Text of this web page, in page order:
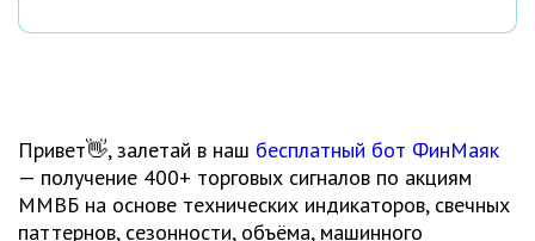
Привет👋, залетай в наш бесплатный бот ФинМаяк
— получение 400+ торговых сигналов по акциям
ММВБ на основе технических индикаторов, свечных
паттернов, сезонности, объёма, машинного